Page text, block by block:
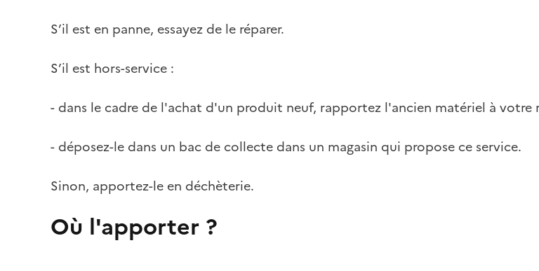
S’il est en panne, essayez de le réparer.
S’il est hors-service :
- dans le cadre de l'achat d'un produit neuf, rapportez l'ancien matériel à votre
- déposez-le dans un bac de collecte dans un magasin qui propose ce service.
Sinon, apportez-le en déchèterie.
Où l'apporter ?